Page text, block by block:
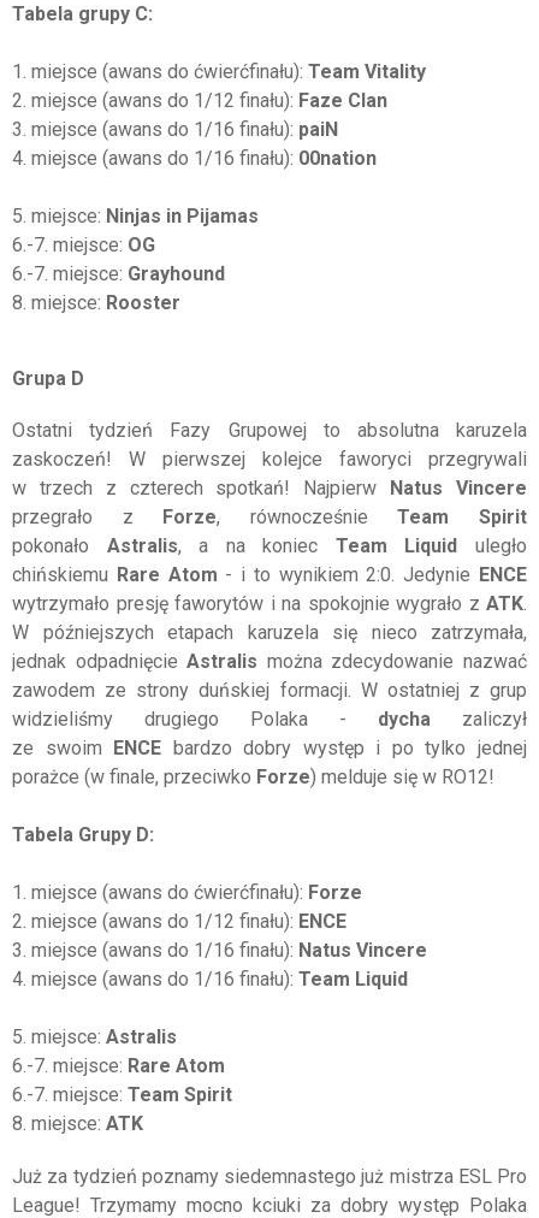
Tabela grupy C:
1. miejsce (awans do ćwierćfinału): Team Vitality
2. miejsce (awans do 1/12 finału): Faze Clan
3. miejsce (awans do 1/16 finału): paiN
4. miejsce (awans do 1/16 finału): 00nation
5. miejsce: Ninjas in Pijamas
6.-7. miejsce: OG
6.-7. miejsce: Grayhound
8. miejsce: Rooster
Grupa D
Ostatni tydzień Fazy Grupowej to absolutna karuzela
zaskoczeń! W pierwszej kolejce faworyci przegrywali
w trzech z czterech spotkań! Najpierw Natus Vincere
przegrało z Forze, równocześnieTeam Spirit
pokonało Astralis, a na koniec Team Liquid uległo
chińskiemu Rare Atom - i to wynikiem 2:0. Jedynie ENCE
wytrzymało presję faworytów i na spokojnie wygrało z ATK
W późniejszych etapach karuzela się nieco zatrzymała,
jednak odpadnięcieAstralis można zdecydowanie nazwać
zawodem ze strony duńskiej formacji. W ostatniej z grup
widzieliśmy drugiego Polaka - dycha zaliczył
ze swoim ENCE bardzo dobry występ i po tylko jednej
porażce (w finale, przeciwko Forze) melduje się w RO12!
Tabela Grupy D:
1. miejsce (awans do ćwierćfinału): Forze
2. miejsce (awans do 1/12 finału): ENCE
3. miejsce (awans do 1/16 finału): Natus Vincere
4. miejsce (awans do 1/16 finału): Team Liquid
5. miejsce: Astralis
6.-7. miejsce: Rare Atom
6.-7. miejsce: Team Spirit
8. miejsce: ATK
Już za tydzień poznamy siedemnastego już mistrza ESL Pro
League! Trzymamy mocno kciuki za dobry występ Polaka